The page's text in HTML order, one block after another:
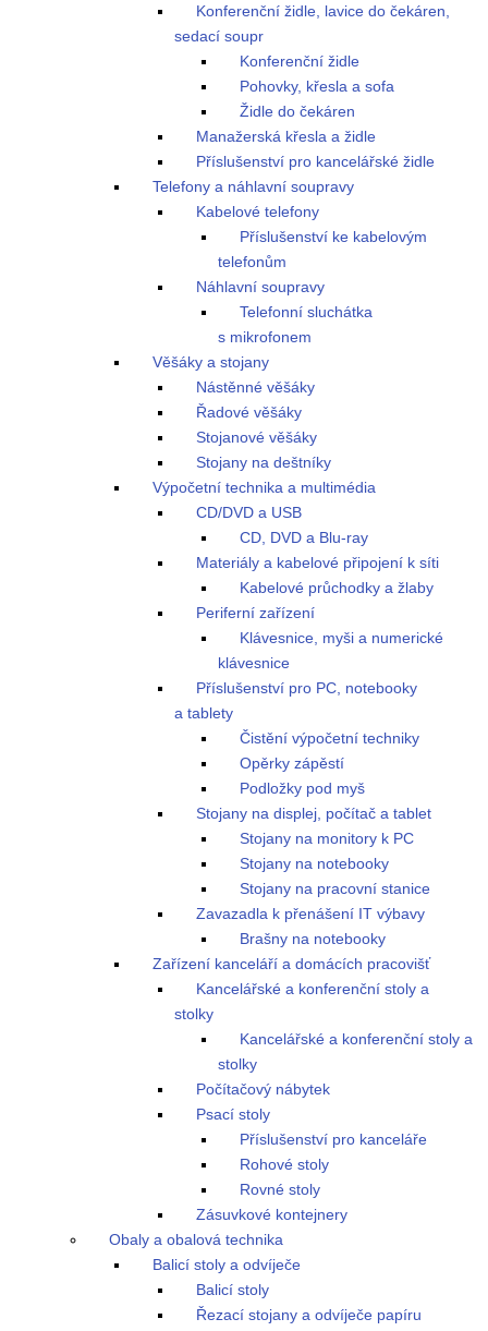
Konferenční židle, lavice do čekáren,
sedací soupr
Konferenční židle
Pohovky, křesla a sofa
Židle do čekáren
Manažerská křesla a židle
Příslušenství pro kancelářské židle
Telefony a náhlavní soupravy
Kabelové telefony
Příslušenství ke kabelovým
telefonům
Náhlavní soupravy
Telefonní sluchátka
s mikrofonem
Věšáky a stojany
Nástěnné věšáky
Řadové věšáky
Stojanové věšáky
Stojany na deštníky
Výpočetní technika a multimédia
CD/DVD a USB
CD, DVD a Blu-ray
Materiály a kabelové připojení k síti
Kabelové průchodky a žlaby
Periferní zařízení
Klávesnice, myši a numerické
klávesnice
Příslušenství pro PC, notebooky
a tablety
Čistění výpočetní techniky
Opěrky zápěstí
Podložky pod myš
Stojany na displej, počítač a tablet
Stojany na monitory k PC
Stojany na notebooky
Stojany na pracovní stanice
Zavazadla k přenášení IT výbavy
Brašny na notebooky
Zařízení kanceláří a domácích pracovišť
Kancelářské a konferenční stoly a
stolky
Kancelářské a konferenční stoly a
stolky
Počítačový nábytek
Psací stoly
Příslušenství pro kanceláře
Rohové stoly
Rovné stoly
Zásuvkové kontejnery
Obaly a obalová technika
Balicí stoly a odvíječe
Balicí stoly
Řezací stojany a odvíječe papíru